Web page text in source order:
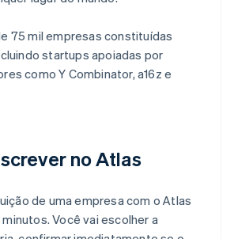
75 mil empresas constituídas
startups apoiadas por
como Y Combinator, a16z e
no Atlas
de uma empresa com o Atlas
Você vai escolher a